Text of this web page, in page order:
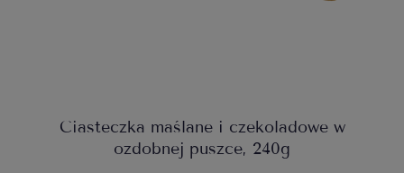
Ciasteczka maślane i czekoladowe w
ozdobnej puszce, 240g